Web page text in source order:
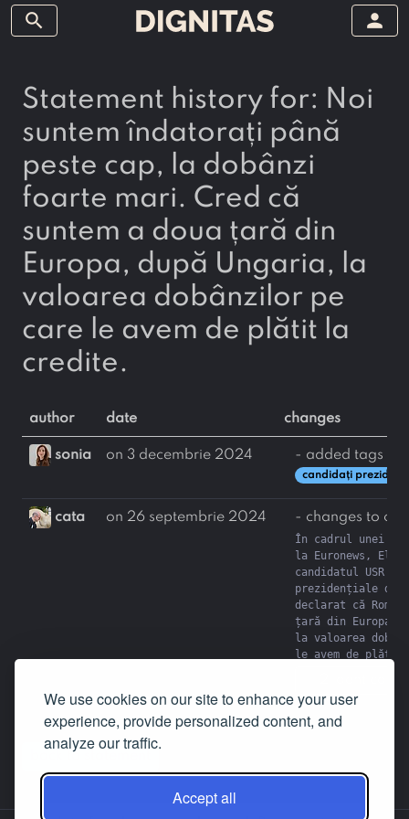
We use cookies on our site to enhance your user
experience, provide personalized content, and
analyze our traffic.
Accept all
search person
Statement history for: Noi
suntem îndatorați până
peste cap, la dobânzi
foarte mari. Cred că
suntem a doua țară din
Europa, după Ungaria, la
valoarea dobânzilor pe
care le avem de plătit la
credite.
author date changes
sonia on 3 decembrie 2024 - added tags
candidați
cata on 26 septembrie 2024 - changes to
În cadrul unei
la Euronews,
candidatul USR
prezidențiale din
declarat că
țară din Europa,
la valoarea
le avem de
back to statement